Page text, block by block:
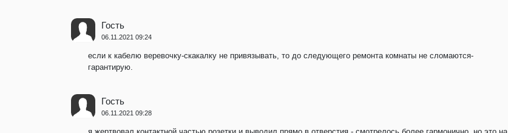
Гость
06.11.2021 09:24
если к кабелю веревочку-скакалку не привязывать, то до следующего ремонта комнаты не сломаются-
гарантирую.
Гость
06.11.2021 09:28